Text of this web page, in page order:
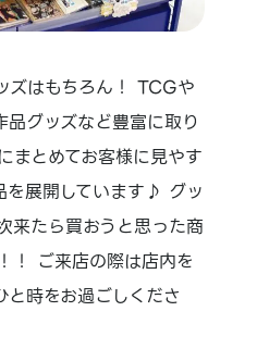
ズはもちろん！ TCGや
品グッズなど豊富に取り
まとめてお客様に見やす
を展開しています♪ グッ
たら買おうと思った商
！ ご来店の際は店内を
時をお過ごしくださ